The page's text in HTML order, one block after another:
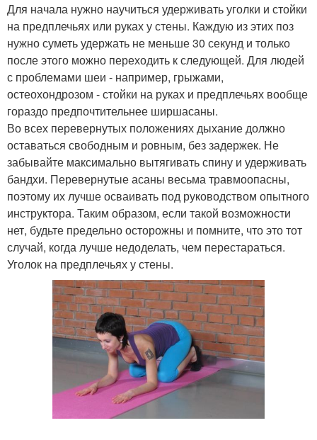
Для начала нужно научиться удерживать уголки и стойки
на предплечьях или руках у стены. Каждую из этих поз
нужно суметь удержать не меньше 30 секунд и только
после этого можно переходить к следующей. Для людей
с проблемами шеи - например, грыжами,
остеохондрозом - стойки на руках и предплечьях вообще
гораздо предпочтительнее ширшасаны.
Во всех перевернутых положениях дыхание должно
оставаться свободным и ровным, без задержек. Не
забывайте максимально вытягивать спину и удерживать
бандхи. Перевернутые асаны весьма травмоопасны,
поэтому их лучше осваивать под руководством опытного
инструктора. Таким образом, если такой возможности
нет, будьте предельно осторожны и помните, что это тот
случай, когда лучше недоделать, чем перестараться.
Уголок на предплечьях у стены.